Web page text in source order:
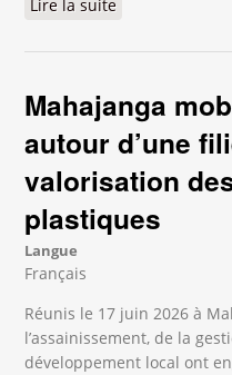
Lire la suite
plastiques
Mahajanga
autour d’une
valorisation
plastiques
Langue
Français
Réunis le 17 juin 2026 à
l’assainissement, de la
développement local ont